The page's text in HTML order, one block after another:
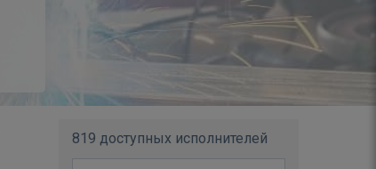
819 доступных исполнителей